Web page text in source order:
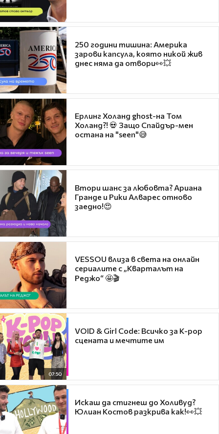
250 години тишина: Америка
зарови капсула, която никой жив
днес няма да отвори👀💥
Ерлинг Холанд ghost-на Том
Холанд?! 💀 Защо Спайдър-мен
остана на "seen"😅
Втори шанс за любовта? Ариана
Гранде и Рики Алварес отново
заедно!😍
VESSOU влиза в света на онлайн
сериалите с „Кварталът на
Реджо“ 🤩🎬
07:50
VOID & Girl Code: Всичко за K-pop
сцената и мечтите им
Искаш да стигнеш до Холивуд?
Юлиан Костов разкрива как!👀💥